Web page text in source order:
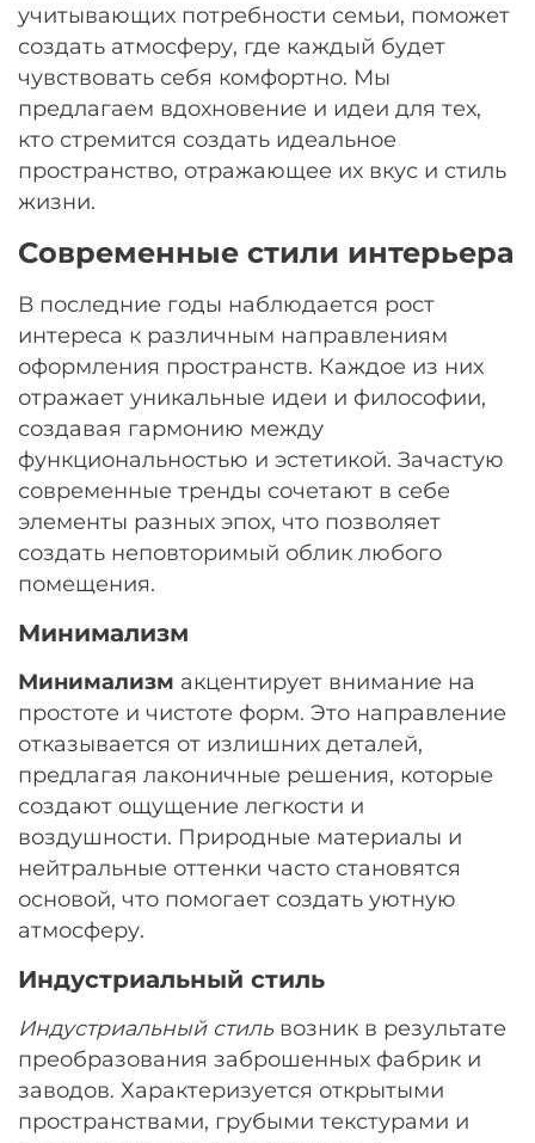
учитывающих потребности семьи, поможет
создать атмосферу, где каждый будет
чувствовать себя комфортно. Мы
предлагаем вдохновение и идеи для тех,
кто стремится создать идеальное
пространство, отражающее их вкус и стиль
жизни.
Современные стили интерьера
В последние годы наблюдается рост
интереса к различным направлениям
оформления пространств. Каждое из них
отражает уникальные идеи и философии,
создавая гармонию между
функциональностью и эстетикой. Зачастую
современные тренды сочетают в себе
элементы разных эпох, что позволяет
создать неповторимый облик любого
помещения.
Минимализм
Минимализм акцентирует внимание на
простоте и чистоте форм. Это направление
отказывается от излишних деталей,
предлагая лаконичные решения, которые
создают ощущение легкости и
воздушности. Природные материалы и
нейтральные оттенки часто становятся
основой, что помогает создать уютную
атмосферу.
Индустриальный стиль
Индустриальный стильвозник в результате
преобразования заброшенных фабрик и
заводов. Характеризуется открытыми
пространствами, грубыми текстурами и